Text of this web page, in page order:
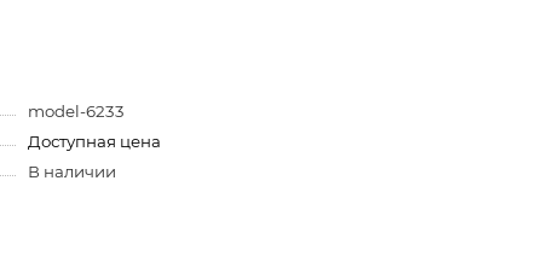
model-6233
Доступная цена
В наличии